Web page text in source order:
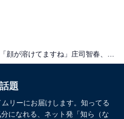
題
リーにお届けします。知ってる
になれる、ネット発「知ら（な